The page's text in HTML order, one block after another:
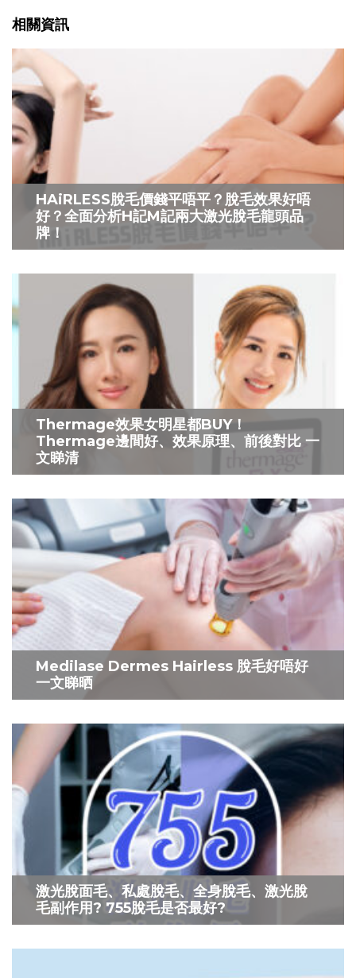
相關資訊
HAiRLESS脫毛價錢平唔平？脫毛效果好唔
好？全面分析H記M記兩大激光脫毛龍頭品
牌！
Thermage效果女明星都BUY！
Thermage邊間好、效果原理、前後對比 一
文睇清
Medilase Dermes Hairless 脫毛好唔好
一文睇晒
激光脫面毛、私處脫毛、全身脫毛、激光脫
毛副作用? 755脫毛是否最好?